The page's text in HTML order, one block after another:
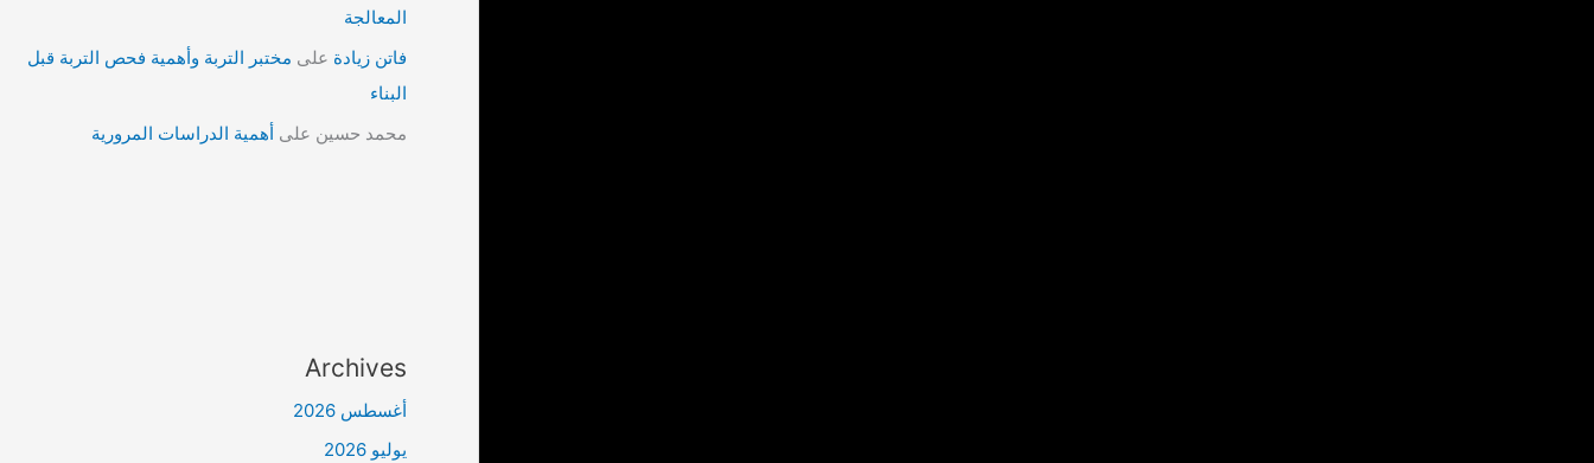
المعالجة
فاتن زيادة على مختبر التربة وأهمية فحص التربة قبل
البناء
محمد حسين على أهمية الدراسات المرورية
Archives
أغسطس 2026
يوليو 2026